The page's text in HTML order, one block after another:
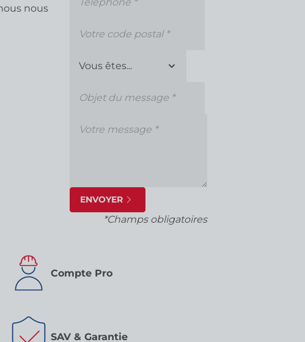
nous
ENVOYER
*Champs obligatoires
Compte Pro
SAV & Garantie